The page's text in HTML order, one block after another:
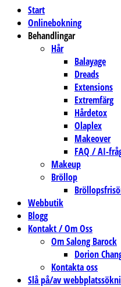
Start
Onlinebokning
Behandlingar
Hår
Balayage
Dreads
Extensions
Extremfärg
Hårdetox
Olaplex
Makeover
FAQ / AI-
Makeup
Bröllop
Webbutik
Blogg
Kontakt / Om Oss
Om Salong Barock
Dorion
Kontakta oss
Slå på/av